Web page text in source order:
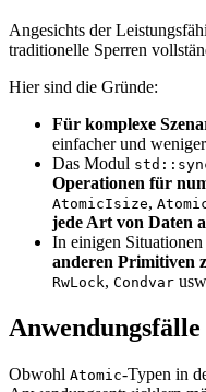
Angesichts der
traditionelle Sperren
Hier sind die Gründe:
Für komplexe
einfacher und
Das Modul
Operationen für
AtomicIsize,
jede Art von Daten
In einigen
anderen Primitiven
RwLock, Condvar
Obwohl Atomic-Typen in